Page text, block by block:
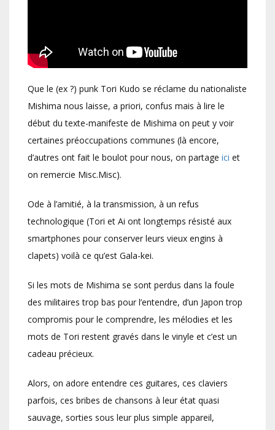
Que le (ex ?) punk Tori Kudo se réclame du nationaliste
Mishima nous laisse, a priori, confus mais à lire le
début du texte-manifeste de Mishima on peut y voir
certaines préoccupations communes (là encore,
d’autres ont fait le boulot pour nous, on partage ici et
on remercie Misc.Misc).
Ode à l’amitié, à la transmission, à un refus
technologique (Tori et Ai ont longtemps résisté aux
smartphones pour conserver leurs vieux engins à
clapets) voilà ce qu’est Gala-kei.
Si les mots de Mishima se sont perdus dans la foule
des militaires trop bas pour l’entendre, d’un Japon trop
compromis pour le comprendre, les mélodies et les
mots de Tori restent gravés dans le vinyle et c’est un
cadeau précieux.
Alors, on adore entendre ces guitares, ces claviers
parfois, ces bribes de chansons à leur état quasi
sauvage, sorties sous leur plus simple appareil,